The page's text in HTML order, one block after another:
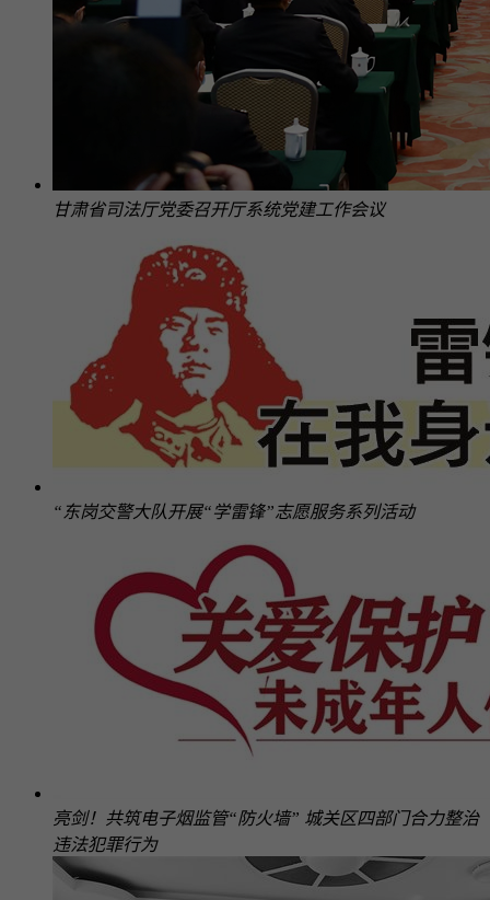
甘肃省司法厅党委召开厅系统党建工作会议
“东岗交警大队开展“学雷锋”志愿服务系列活动
亮剑！共筑电子烟监管“防火墙” 城关区四部门合力整治
违法犯罪行为